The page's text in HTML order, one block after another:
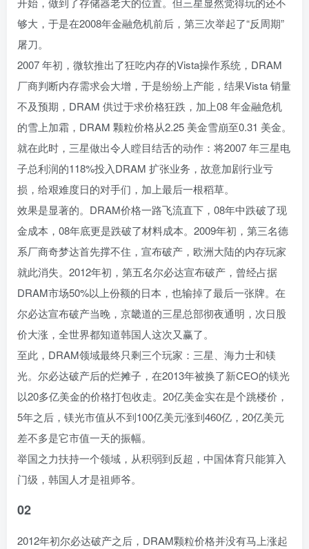
够大，于是在2008年金融危机前后，第三次举起了“反周期”
屠刀。
2007 年初，微软推出了狂吃内存的Vista操作系统，DRAM
厂商判断内存需求会大增，于是纷纷上产能，结果Vista 销量
不及预期，DRAM 供过于求价格狂跌，加上08 年金融危机
的雪上加霜，DRAM 颗粒价格从2.25 美金雪崩至0.31 美金。
就在此时，三星做出令人瞠目结舌的动作：将2007 年三星电
子总利润的118%投入DRAM 扩张业务，故意加剧行业亏
损，给艰难度日的对手们，加上最后一根稻草。
效果是显著的。DRAM价格一路飞流直下，08年中跌破了现
金成本，08年底更是跌破了材料成本。2009年初，第三名德
系厂商奇梦达首先撑不住，宣布破产，欧洲大陆的内存玩家
就此消失。2012年初，第五名尔必达宣布破产，曾经占据
DRAM市场50%以上份额的日本，也输掉了最后一张牌。在
尔必达宣布破产当晚，京畿道的三星总部彻夜通明，次日股
价大涨，全世界都知道韩国人这次又赢了。
至此，DRAM领域最终只剩三个玩家：三星、海力士和镁
光。尔必达破产后的烂摊子，在2013年被换了新CEO的镁光
以20多亿美金的价格打包收走。20亿美金实在是个跳楼价，
5年之后，镁光市值从不到100亿美元涨到460亿，20亿美元
差不多是它市值一天的振幅。
举国之力扶持一个领域，从积弱到反超，中国体育只能算入
门级，韩国人才是祖师爷。
02
2012年初尔必达破产之后，DRAM颗粒价格并没有马上涨起